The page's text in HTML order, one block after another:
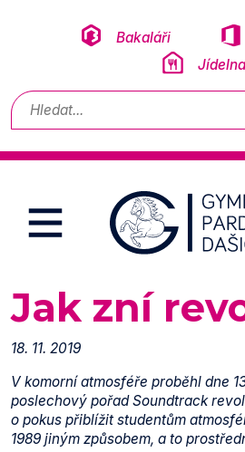
Bakaláři
Jídelna
Vyhledávání
Jak zní
18. 11. 2019
V komorní atmosféře proběhl dne
poslechový pořad Soundtrack
o pokus přiblížit studentům
1989 jiným způsobem, a to